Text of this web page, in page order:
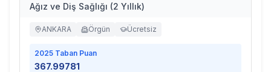
Ağız ve Diş Sağlığı (2 Yıllık)
ANKARA Örgün Ücretsiz
2025 Taban Puan
367.99781